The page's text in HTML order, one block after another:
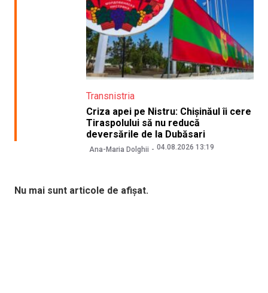
Transnistria
Criza apei pe Nistru: Chișinăul îi cere
Tiraspolului să nu reducă
deversările de la Dubăsari
Ana-Maria Dolghii 04.08.2026 13:19
Nu mai sunt articole de afișat.